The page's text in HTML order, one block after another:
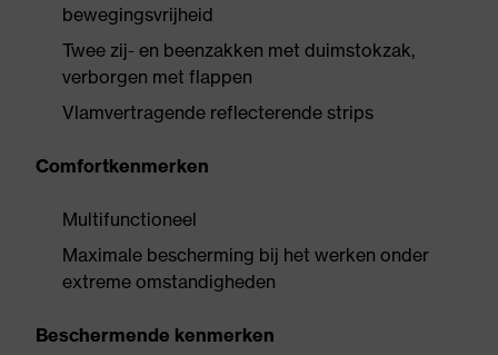
bewegingsvrijheid
Twee zij- en beenzakken met duimstokzak,
verborgen met flappen
Vlamvertragende reflecterende strips
Comfortkenmerken
Multifunctioneel
Maximale bescherming bij het werken onder
extreme omstandigheden
Beschermende kenmerken